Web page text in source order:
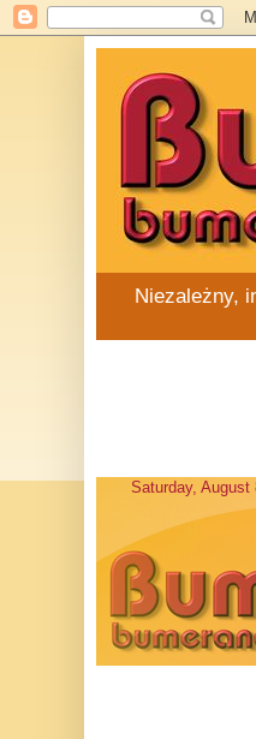
Niezależny,